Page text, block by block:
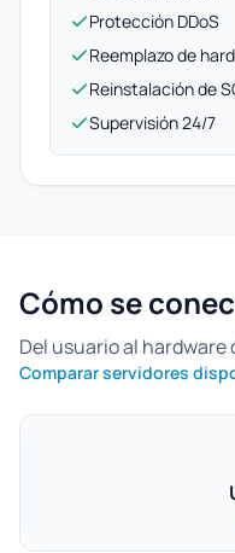
Protección DDoS
Reemplazo de
Reinstalación de
Supervisión 24/7
Cómo se
Del usuario al
Comparar servidores